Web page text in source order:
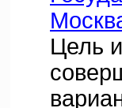
Цель